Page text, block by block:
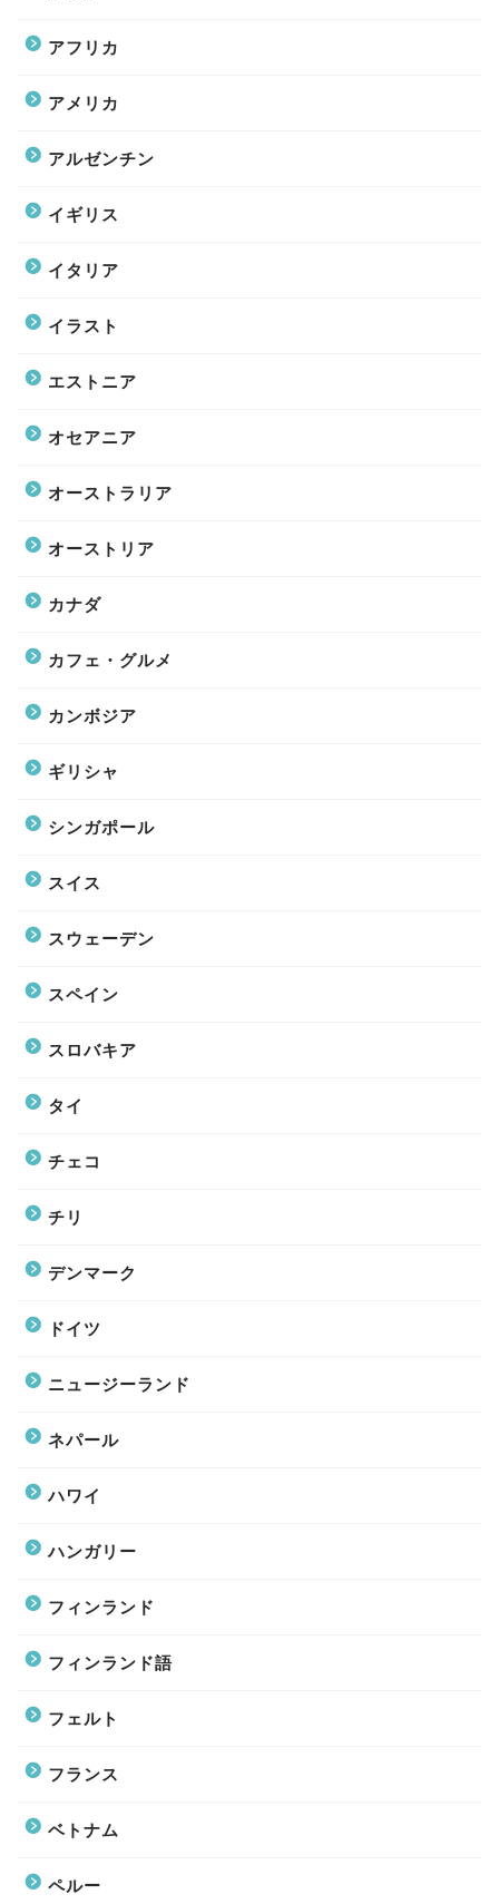
アフリカ
アメリカ
アルゼンチン
イギリス
イタリア
イラスト
エストニア
オセアニア
オーストラリア
オーストリア
カナダ
カフェ・グルメ
カンボジア
ギリシャ
シンガポール
スイス
スウェーデン
スペイン
スロバキア
タイ
チェコ
チリ
デンマーク
ドイツ
ニュージーランド
ネパール
ハワイ
ハンガリー
フィンランド
フィンランド語
フェルト
フランス
ベトナム
ペルー